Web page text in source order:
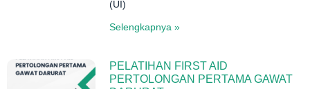
(UI)
Selengkapnya »
PELATIHAN FIRST AID
PERTOLONGAN PERTAMA GAWAT